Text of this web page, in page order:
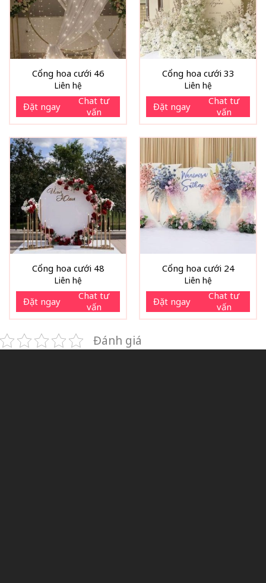
Cổng hoa cưới 46
Liên hệ
Đặt ngay
Chat tư
vấn
Cổng hoa cưới 33
Liên hệ
Đặt ngay
Chat tư
vấn
Cổng hoa cưới 48
Liên hệ
Đặt ngay
Chat tư
vấn
Cổng hoa cưới 24
Liên hệ
Đặt ngay
Chat tư
vấn
Đánh giá